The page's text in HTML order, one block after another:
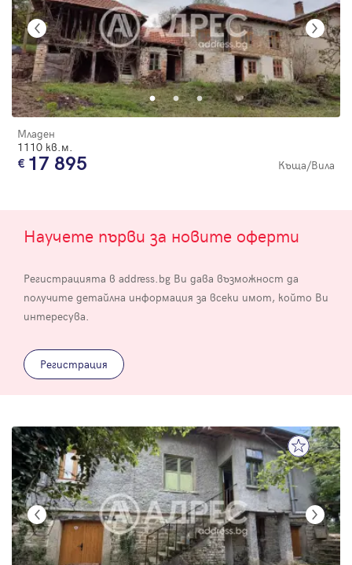
Младен
1110 кв.м.
17 895 Къща/Вила
Научете първи за новите оферти
Регистрацията в address.bg Ви дава възможност да
получите детайлна информация за всеки имот, който Ви
интересува.
Регистрация